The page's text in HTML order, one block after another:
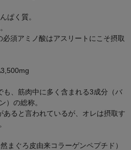
ぱく質。
須アミノ酸はアスリートにこそ摂取
も、筋肉中に多く含まれる3成分（バ
）の総称。
あると言われているが、オレは摂取す
まぐろ皮由来コラーゲンペプチド）